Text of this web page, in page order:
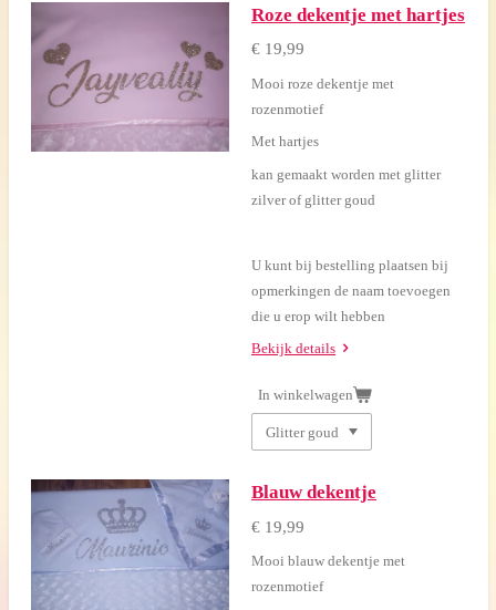
Roze dekentje met hartjes
€ 19,99
Mooi roze dekentje met
rozenmotief
Met hartjes
kan gemaakt worden met glitter
zilver of glitter goud
U kunt bij bestelling plaatsen bij
opmerkingen de naam toevoegen
die u erop wilt hebben
Bekijk details
In winkelwagen
Blauw dekentje
€ 19,99
Mooi blauw dekentje met
rozenmotief